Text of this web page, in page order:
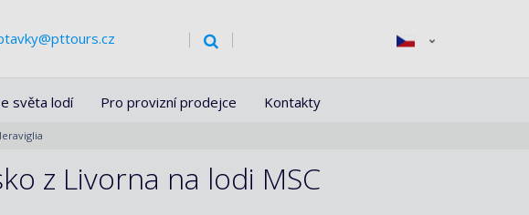
světa lodí Pro provizní prodejce Kontakty
z Livorna na lodi MSC